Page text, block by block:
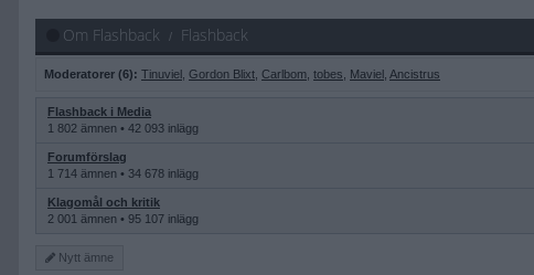
Om Flashback Flashback
Moderatorer (6): Tinuviel Gordon Blixt Carlbom tobes Maviel Ancistrus
Flashback i Media
1 802 ämnen • 42 093 inlägg
Forumförslag
1 714 ämnen • 34 678 inlägg
Klagomål och kritik
2 001 ämnen • 95 107 inlägg
Nytt ämne